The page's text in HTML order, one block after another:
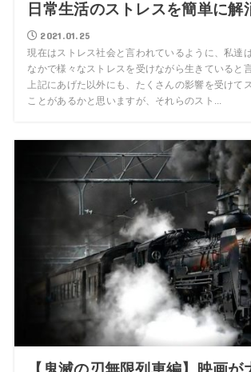
日常生活のストレスを簡単に解
2021.01.25
現在はストレス社会と言われているように、私達
なかで様々なストレスを受けながら生きていると
上記にあげた以外にも、たくさんの影響を受けて
ことがあるかと思いますが、それらのスト...